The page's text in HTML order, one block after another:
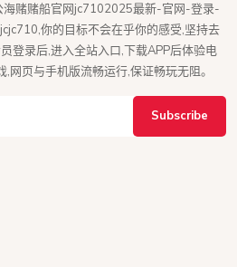
海赌赌船官网jc7102025最新-官网-登录-
你的目标不会在乎你的感受,坚持去
登录后,进入全站入口,下载APP后体验电
网页与手机版流畅运行,保证畅玩无阻。
Subscribe